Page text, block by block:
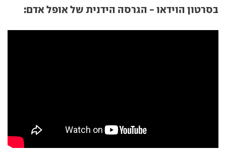
בסרטון הוידאו - הגרסה הידנית של אופל אדם: